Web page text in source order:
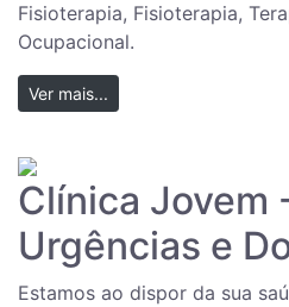
Fisioterapia, Fisioterapia,
Ocupacional.
Ver mais...
Clínica Jovem
Urgências e
Estamos ao dispor da sua